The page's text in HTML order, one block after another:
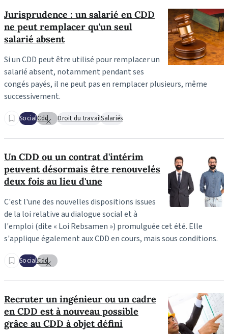
Jurisprudence : un salarié en CDD
ne peut remplacer qu'un seul
salarié absent
Si un CDD peut être utilisé pour remplacer un
salarié absent, notamment pendant ses
congés payés, il ne peut pas en remplacer plusieurs, même
successivement.
SocialCdd Droit du travailSalariés
Un CDD ou un contrat d'intérim
peuvent désormais être renouvelés
deux fois au lieu d'une
C'est l'une des nouvelles dispositions issues
de la loi relative au dialogue social et à
l'emploi (dite « Loi Rebsamen ») promulguée cet été. Elle
s'applique également aux CDD en cours, mais sous conditions.
SocialCdd
Recruter un ingénieur ou un cadre
en CDD est à nouveau possible
grâce au CDD à objet défini